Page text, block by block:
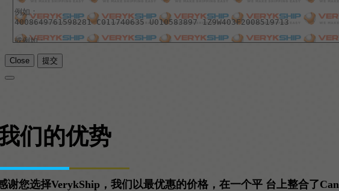
Close 提交
们的优势
谢您选择VerykShip，我们以最优惠的价格，在一个平 台上整合了